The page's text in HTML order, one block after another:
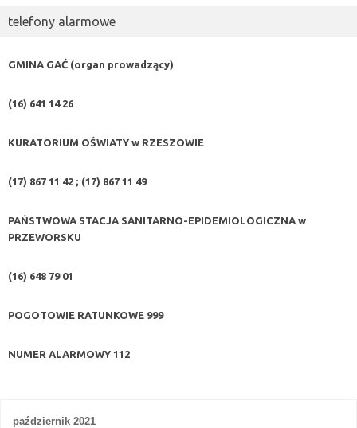
telefony alarmowe
GMINA GAĆ (organ prowadzący)
(16) 641 14 26
KURATORIUM OŚWIATY w RZESZOWIE
(17) 867 11 42 ; (17) 867 11 49
PAŃSTWOWA STACJA SANITARNO-EPIDEMIOLOGICZNA w
PRZEWORSKU
(16) 648 79 01
POGOTOWIE RATUNKOWE 999
NUMER ALARMOWY 112
październik 2021